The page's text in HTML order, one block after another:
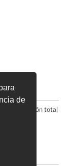
de
reproducción total